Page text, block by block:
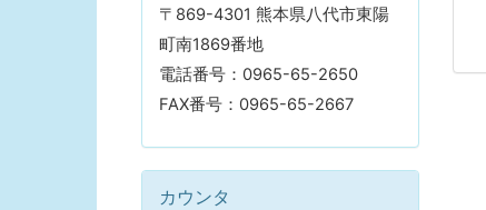
〒869-4301 熊本県八代市東陽
町南1869番地
電話番号：0965-65-2650
FAX番号：0965-65-2667
カウンタ